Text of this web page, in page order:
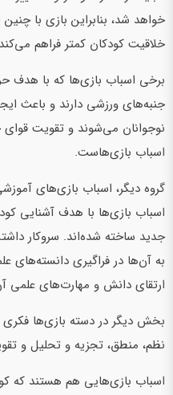
خواهد شد، بنابراین بازی با
خلاقیت کودکان کمتر فراهم
برخی اسباب بازی‌ها که با هدف
جنبه‌های ورزشی دارند و باعث
نوجوانان می‌شوند و تقویت
اسباب بازی‌هاست.
گروه دیگر، اسباب بازی‌های
اسباب بازی‌ها با هدف آشنایی
جدید ساخته شده‌اند. سروکار
به آن‌ها در فراگیری دانسته‌های
ارتقای دانش و مهارت‌های علمی
بخش دیگر در دسته بازی‌ها فکری
نظم، منطق، تجزیه و تحلیل و
اسباب بازی‌هایی هم هستند که